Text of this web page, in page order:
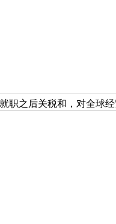
职之后关税和，对全球